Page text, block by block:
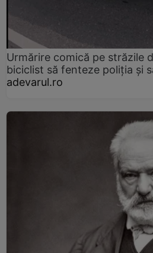
Urmărire comică pe străzile
biciclist să fenteze poliția și
adevarul.ro